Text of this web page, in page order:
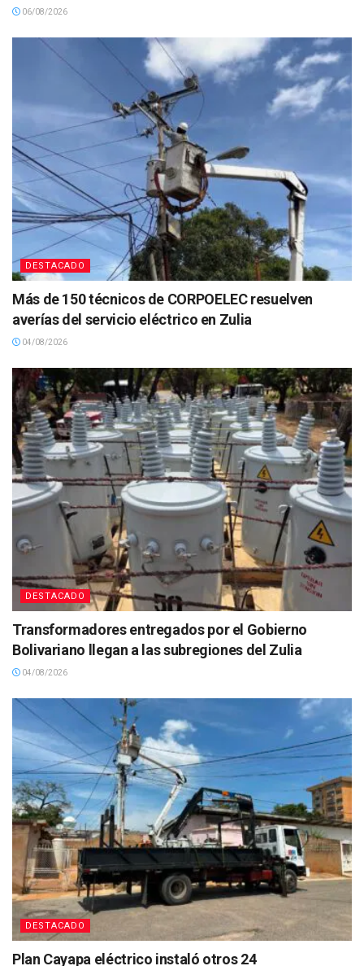
06/08/2026
DESTACADO
Más de 150 técnicos de CORPOELEC resuelven
averías del servicio eléctrico en Zulia
04/08/2026
DESTACADO
Transformadores entregados por el Gobierno
Bolivariano llegan a las subregiones del Zulia
04/08/2026
DESTACADO
Plan Cayapa eléctrico instaló otros 24